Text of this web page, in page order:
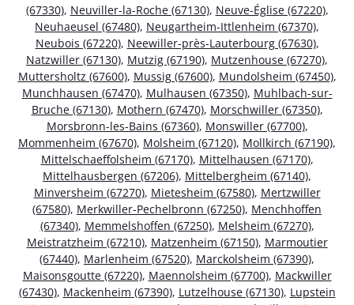
(67330), Neuviller-la-Roche (67130), Neuve-Église (67220),
Neuhaeusel (67480), Neugartheim-Ittlenheim (67370),
Neubois (67220), Neewiller-près-Lauterbourg (67630),
Natzwiller (67130), Mutzig (67190), Mutzenhouse (67270),
Muttersholtz (67600), Mussig (67600), Mundolsheim (67450),
Munchhausen (67470), Mulhausen (67350), Muhlbach-sur-
Bruche (67130), Mothern (67470), Morschwiller (67350),
Morsbronn-les-Bains (67360), Monswiller (67700),
Mommenheim (67670), Molsheim (67120), Mollkirch (67190),
Mittelschaeffolsheim (67170), Mittelhausen (67170),
Mittelhausbergen (67206), Mittelbergheim (67140),
Minversheim (67270), Mietesheim (67580), Mertzwiller
(67580), Merkwiller-Pechelbronn (67250), Menchhoffen
(67340), Memmelshoffen (67250), Melsheim (67270),
Meistratzheim (67210), Matzenheim (67150), Marmoutier
(67440), Marlenheim (67520), Marckolsheim (67390),
Maisonsgoutte (67220), Maennolsheim (67700), Mackwiller
(67430), Mackenheim (67390), Lutzelhouse (67130), Lupstein